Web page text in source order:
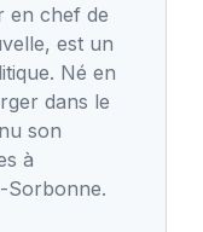
en chef de
est un
Né en
dans le
son
à
Sorbonne.